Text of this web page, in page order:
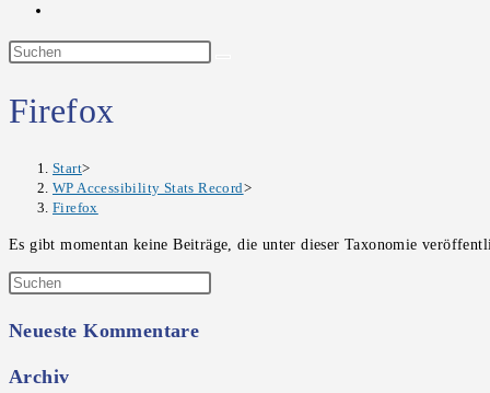
Suche
umschalten
Diese
durchsuchen
Firefox
Start>
WP Accessibility Stats Record>
Firefox
Es gibt momentan keine Beiträge, die unter dieser Taxonomie
Neueste Kommentare
Archiv